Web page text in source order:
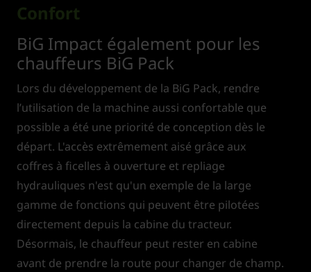
Confort
BiG Impact également pour les
chauffeurs BiG Pack
Lors du développement de la BiG Pack, rendre
l’utilisation de la machine aussi confortable que
possible a été une priorité de conception dès le
départ. L'accès extrêmement aisé grâce aux
coffres à ficelles à ouverture et repliage
hydrauliques n'est qu'un exemple de la large
gamme de fonctions qui peuvent être pilotées
directement depuis la cabine du tracteur.
Désormais, le chauffeur peut rester en cabine
avant de prendre la route pour changer de champ.